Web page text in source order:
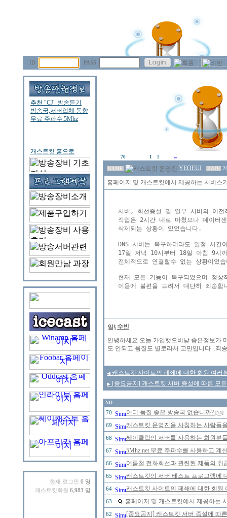
ID PASS
현재 로그인 0 명
캐스트킷회원 6,983 명
70 1 3
NAME YEOEUI DATE
홈페이지 및 캐스트킷에서 제공하는 서비스
서버, 회선증설 및 일부 서버의 이전
작업은 2시간 내로 마쳤으나 데이터
삭제되는 상황이 있었습니다.
DNS 서버는 복구하더라도 일정 시
17일 저녁 10시부터 18일 아침 9시
전체적으로 연결할수 없는 상황이었
현재 모든 기능이 복구되었으며 정
이용에 불편을 드려서 대단히 죄송합
수빈
안녕하세요 오늘 가입햇으비낟 좋은정보가
도 안되고 음질도 별로라서 고민입니다 ..죄
◀ 캐스트킷 사이트의 페쇄에 대한 회원 여러
▶ [중요공지] 캐스트킷 서버 증설에 따른 모
NO
70 어디 품질 좋은 방송국 없습니까? [14]
69 캐스트킷 운영진을 사칭하는 사람들
68 쎄이클럽의 서버를 사용하는 회원분
67 5Mhz.net 무료 주파수를 사용하고 계
66 여름철 전화회선과 관련된 제품의
65 캐스트킷의 서버 테스트 프로그램에
64 캐스트킷 사이트의 페쇄에 대한 회
63 홈페이지 및 캐스트킷에서 제공하는
62 [중요공지] 캐스트킷 서버 증설에 따